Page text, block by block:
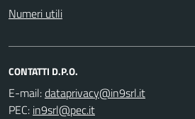
Numeri utili
CONTATTI D.P.O.
E-mail:
PEC: